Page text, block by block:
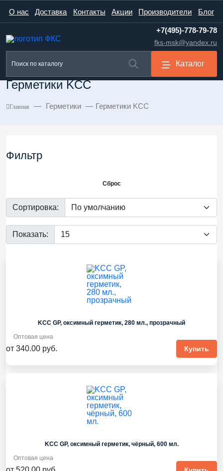
О нас Доставка Контакты Акции Производители Блог
Каталог
+7(495)-778-79-78
fks-msk@yandex.ru
Герметики KCC
Главная Герметики Герметики KCC
Фильтр
Сброс
Сортировка:
Показать:
KCC GP, оксимный герметик, 280 мл., прозрачный
Оптовая цена
от 340.00 руб. Купить
KCC GP, оксимный герметик, чёрный, 600 мл.
Оптовая цена